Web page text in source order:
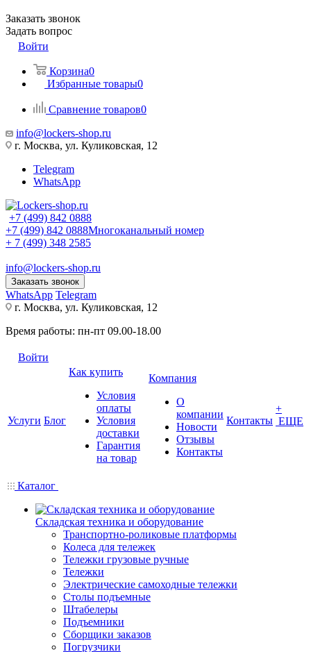
Заказать звонок
Задать вопрос
Войти
Корзина0
Избранные товары0
Сравнение товаров0
info@lockers-shop.ru
г. Москва, ул. Куликовская, 12
Telegram
WhatsApp
+7 (499) 842 0888
+7 (499) 842 0888Многоканальный номер
+ 7 (499) 348 2585
info@lockers-shop.ru
Заказать звонок
WhatsApp Telegram
г. Москва, ул. Куликовская, 12
Время работы: пн-пт 09.00-18.00
Войти
Услуги Блог
Как купить
Условия
оплаты
Условия
доставки
Гарантия
на товар
Компания
О
компании
Новости
Отзывы
Контакты
Контакты
+
ЕЩЕ
Каталог
Складская техника и оборудование
Транспортно-роликовые платформы
Колеса для тележек
Тележки грузовые ручные
Тележки
Электрические самоходные тележки
Столы подъемные
Штабелеры
Подъемники
Сборщики заказов
Погрузчики